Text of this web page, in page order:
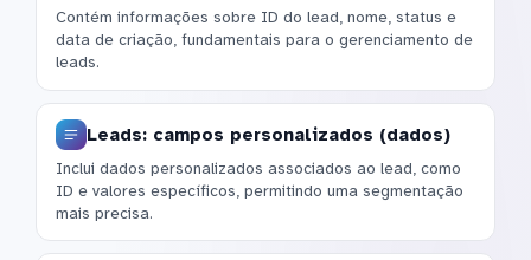
Contém informações sobre ID do lead, nome, status e
data de criação, fundamentais para o gerenciamento de
leads.
Leads: campos personalizados (dados)
Inclui dados personalizados associados ao lead, como
ID e valores específicos, permitindo uma segmentação
mais precisa.